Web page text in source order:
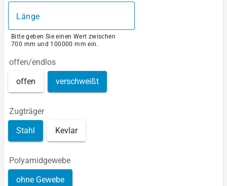
Länge
Bitte geben Sie einen Wert zwischen
700 mm und 100000 mm ein.
offen/endlos
offen verschweißt
Zugträger
Stahl Kevlar
Polyamidgewebe
ohne Gewebe